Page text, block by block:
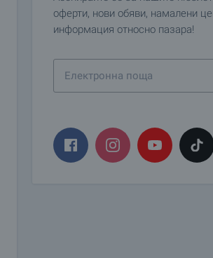
оферти, нови обяви, намалени
информация относно пазара!